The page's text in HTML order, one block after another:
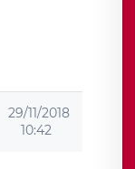
29/11/2018
10:42